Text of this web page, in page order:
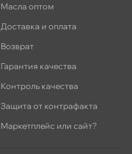
Масла оптом
Доставка и оплата
озврат
Гарантия качества
Контроль качества
Защита от контрафакта
Маркетплейс или сайт?